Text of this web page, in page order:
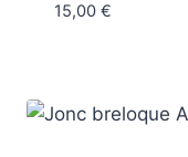
15,00 €